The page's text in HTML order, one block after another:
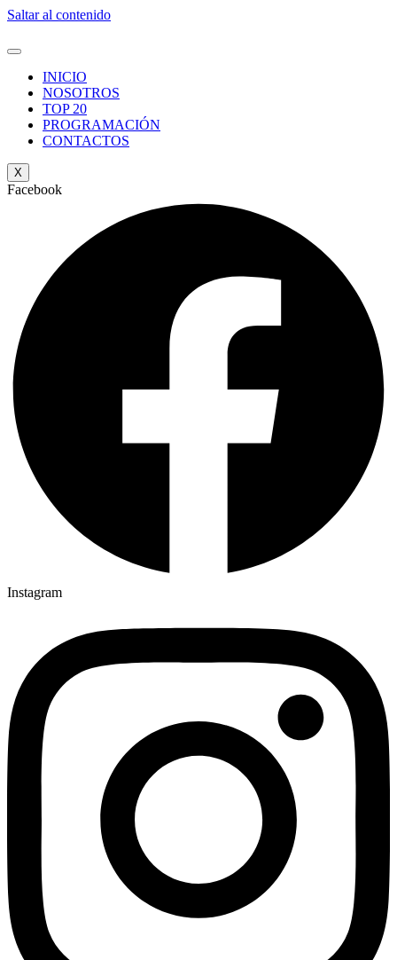
Saltar al contenido
INICIO
NOSOTROS
TOP 20
PROGRAMACIÓN
CONTACTOS
X
Facebook
Instagram